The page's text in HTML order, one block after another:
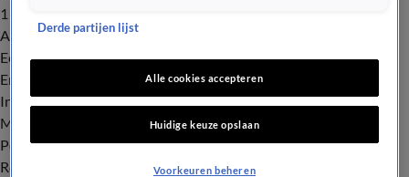
112
Advies & Tips
Economie
Entertainment
Infrastructuur
Milieu en Gezondheid
Politiek
Royalty
Derde partijen lijst
Alle cookies accepteren
Huidige keuze opslaan
Voorkeuren beheren